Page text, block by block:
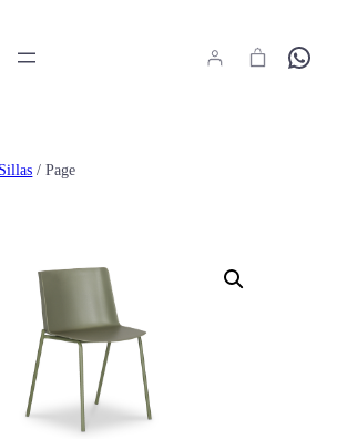
Hola
Sillas / Page